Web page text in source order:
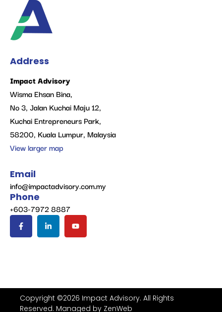
Address
Impact Advisory
Wisma Ehsan Bina,
No 3, Jalan Kuchai Maju 12,
Kuchai Entrepreneurs Park,
58200, Kuala Lumpur, Malaysia
View larger map
Email
info@impactadvisory.com.my
Phone
+603-7972 8887
Copyright ©2026 Impact Advisory. All Rights
Reserved. Managed by ZenWeb